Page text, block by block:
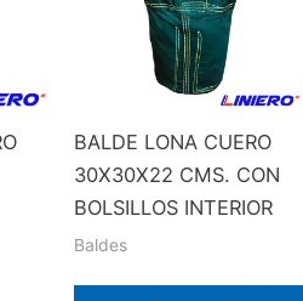
BALDE LONA CUERO
30X30X22 CMS. CON
BOLSILLOS INTERIOR
Baldes